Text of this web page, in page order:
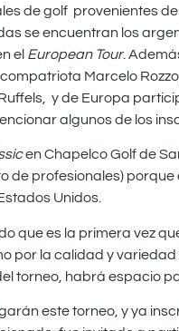
de golf provenientes
se encuentran los
el European Tour.
Marcelo
y de Europa
algunos de los
en Chapelco Golf de
de profesionales)
Unidos.
que es la primera vez
por la calidad y
torneo, habrá espacio
este torneo, y ya